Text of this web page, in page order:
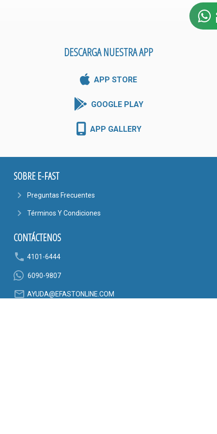
DESCARGA NUESTRA APP
APP STORE
GOOGLE PLAY
APP GALLERY
SOBRE E-FAST
navigate_next Preguntas Frecuentes
navigate_next Términos Y Condiciones
CONTÁCTENOS
phone 4101-6444
6090-9807
mail_outline AYUDA@EFASTONLINE.COM